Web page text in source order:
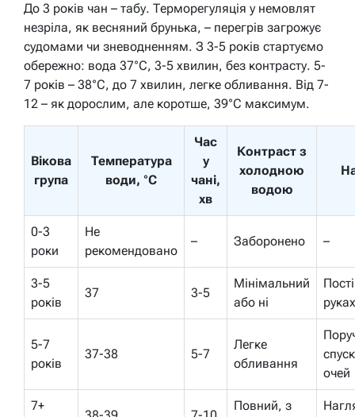
До 3 років чан – табу. Терморегуляція у немовлят
незріла, як весняний брунька, – перегрів загрожує
судомами чи зневодненням. З 3-5 років стартуємо
обережно: вода 37°C, 3-5 хвилин, без контрасту. 5-
7 років – 38°C, до 7 хвилин, легке обливання. Від 7-
12 – як дорослим, але коротше, 39°C максимум.
Вікова
група
Температура
води, °C
Час
у
чані,
хв
Контраст з
холодною
водою
0-3
роки
Не
рекомендовано
– Заборонено –
3-5
років
37 3-5
Мінімальний
або ні
руках
5-7
років
37-38 5-7
Легке
обливання
очей
7+ Повний, з